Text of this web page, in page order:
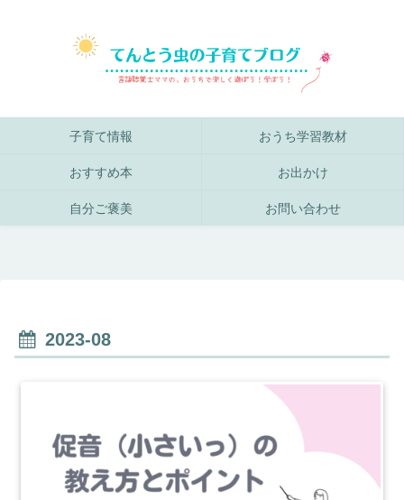
子育て情報 おうち学習教材
おすすめ本 お出かけ
自分ご褒美 お問い合わせ
2023-08